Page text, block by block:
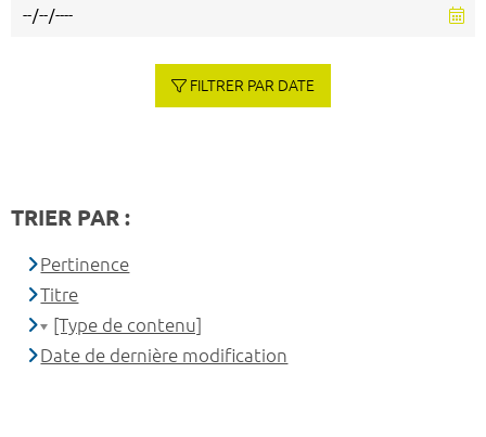
FILTRER PAR DATE
TRIER PAR :
Pertinence
Titre
[Type de contenu]
Date de dernière modification